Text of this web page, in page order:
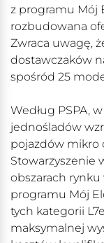
z programu Mój
rozbudowana
Zwraca uwagę,
dostawczaków
spośród 25
Według PSPA,
jednośladów
pojazdów mikro
Stowarzyszenie
obszarach rynku
programu Mój
tych kategorii
maksymalnej